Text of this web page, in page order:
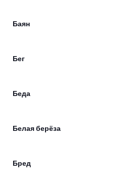
Баян
Бег
Беда
Белая берёза
Бред